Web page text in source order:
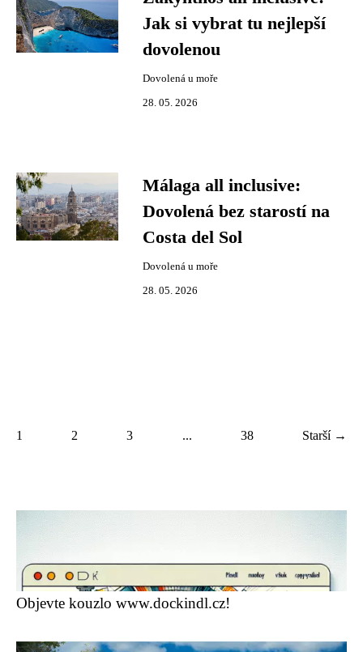
Jak si vybrat tu nejlepší
dovolenou
Dovolená u moře
28. 05. 2026
Málaga all inclusive:
Dovolená bez starostí na
Costa del Sol
Dovolená u moře
28. 05. 2026
1 2 3 ... 38 Starší →
Objevte kouzlo www.dockindl.cz!